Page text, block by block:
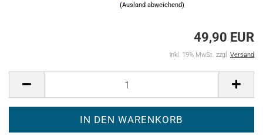
(Ausland abweichend)
49,90 EUR
inkl. 19% MwSt. zzgl. Versand